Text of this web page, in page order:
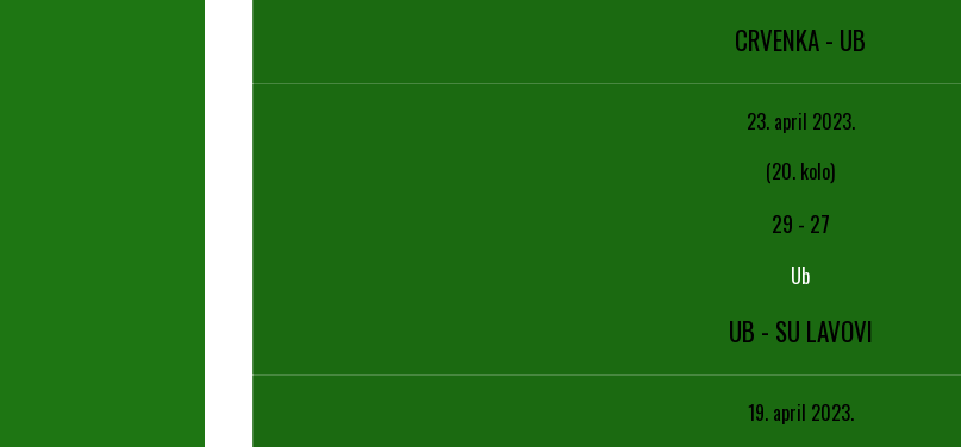
CRVENKA - UB
23. april 2023.
(20. kolo)
29 - 27
Ub
UB - SU LAVOVI
19. april 2023.